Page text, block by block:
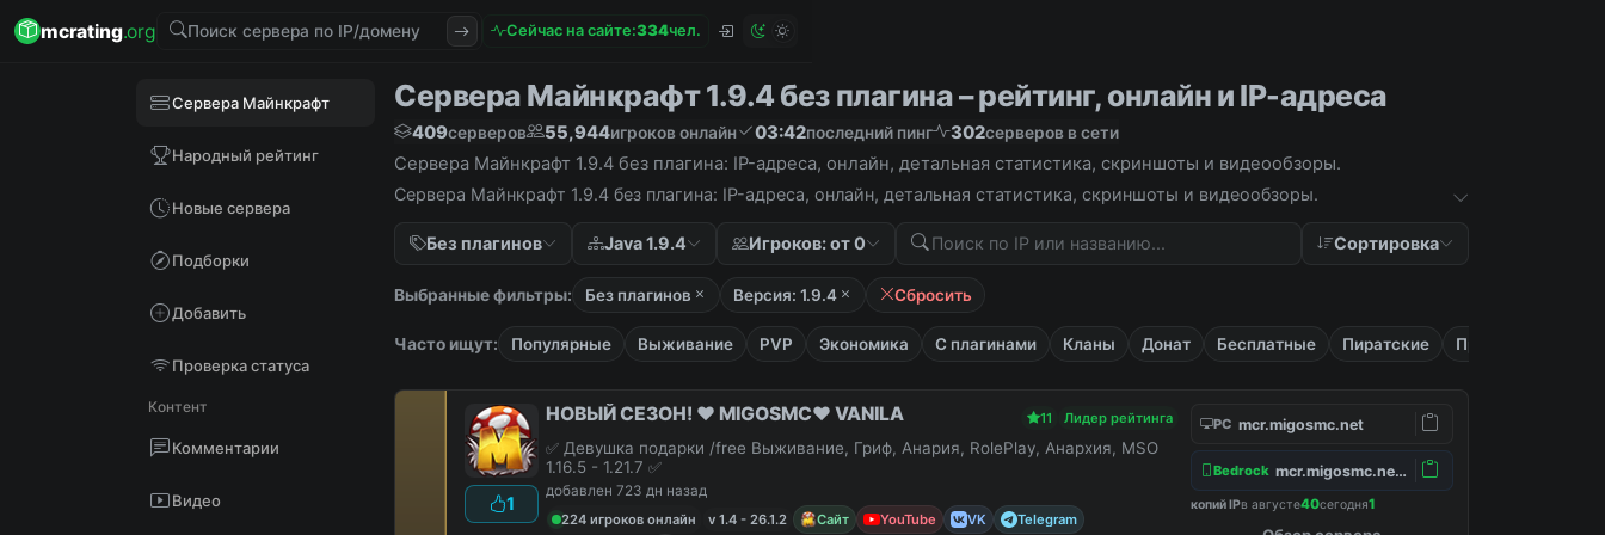
mcrating.org Сейчас на сайте:334чел.
Сервера Майнкрафт
Народный рейтинг
Новые сервера
Подборки
Добавить
Проверка статуса
Контент
Комментарии
Видео
Сервера Майнкрафт 1.9.4 без плагина – рейтинг, онлайн и IP-адреса
409серверов 55,944игроков онлайн 03:42последний пинг 302серверов в сети
Сервера Майнкрафт 1.9.4 без плагина: IP-адреса, онлайн, детальная статистика, скриншоты и видеообзоры.
Сервера Майнкрафт 1.9.4 без плагина: IP-адреса, онлайн, детальная статистика, скриншоты и видеообзоры.
Без плагинов Java 1.9.4 Игроков: от 0 Сортировка
Выбранные фильтры: Без плагинов Версия: 1.9.4 Сбросить
Часто ищут: Популярные Выживание PVP Экономика С плагинами Кланы Донат Бесплатные Пиратские Приват
1
НОВЫЙ СЕЗОН! ❤️ MIGOSMC❤️ VANILA 11 Лидер рейтинга
✅ Девушка подарки /free Выживание, Гриф, Анария, RolePlay, Анархия, MSO
1.16.5 - 1.21.7 ✅
добавлен 723 дн назад
224 игроков онлайн
v 1.4 - 26.1.2 Сайт YouTube VK Telegram
PC mcr.migosmc.net
Bedrock mcr.migosmc.net:19132
копий IPв августе40сегодня1